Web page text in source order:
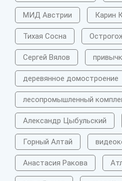
МИД Австрии Карин
Тихая Сосна
Сергей Вялов
деревянное домостроение
лесопромышленный
Александр Цыбульский
Горный Алтай
Анастасия Ракова